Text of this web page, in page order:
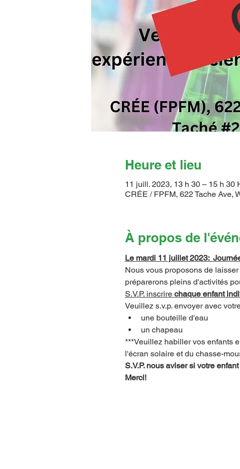
Heure et lieu
11 juill. 2023, 13 h 30 – 15 h 30
CRÉE / FPFM, 622 Tache Ave,
À propos de
Le mardi 11 juillet 2023:
Nous vous proposons de
préparerons pleins d'activités
S.V.P. inscrire chaque enfant
Veuillez s.v.p. envoyer avec
une bouteille d'eau
un chapeau
***Veuillez habiller vos enfants
l'écran solaire et du chasse-
S.V.P. nous aviser si votre
Merci!